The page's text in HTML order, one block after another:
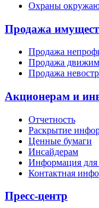
Охраны
Продажа
Продажа
Продажа
Продажа
Акционерам и
Отчетность
Раскрытие
Ценные бумаги
Инсайдерам
Информация для
Контактная
Пресс-центр